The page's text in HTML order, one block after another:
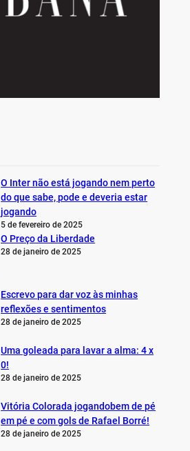
O Inter não está jogando nem perto
do que sabe, pode e deveria estar
jogando
5 de fevereiro de 2025
O Preço da Liberdade
28 de janeiro de 2025
Escrevo para dar voz às minhas
reflexões e sentimentos
28 de janeiro de 2025
Uma goleada para lavar a alma: 4 x
0!
28 de janeiro de 2025
Vitória Colorada jogandobem de pé
em pé e com gols de Rafael Borré!
28 de janeiro de 2025